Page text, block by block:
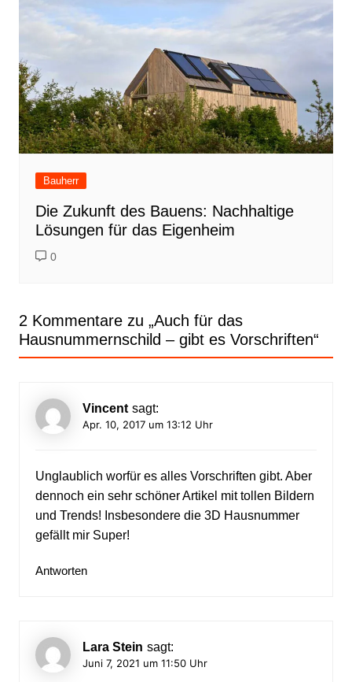
Bauherr
Die Zukunft des Bauens: Nachhaltige
Lösungen für das Eigenheim
0
2 Kommentare zu „Auch für das
Hausnummernschild – gibt es Vorschriften“
Vincent sagt:
Apr. 10, 2017 um 13:12 Uhr
Unglaublich worfür es alles Vorschriften gibt. Aber
dennoch ein sehr schöner Artikel mit tollen Bildern
und Trends! Insbesondere die 3D Hausnummer
gefällt mir Super!
Antworten
Lara Stein sagt:
Juni 7, 2021 um 11:50 Uhr